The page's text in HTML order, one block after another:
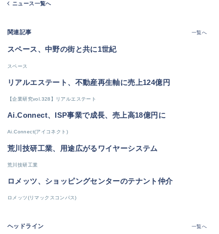
ニュース一覧へ
関連記事 一覧へ
スペース、中野の街と共に1世紀
スペース
リアルエステート、不動産再生軸に売上124億円
【企業研究vol.328】リアルエステート
Ai.Connect、ISP事業で成長、売上高18億円に
Ai.Connect(アイコネクト)
荒川技研工業、用途広がるワイヤーシステム
荒川技研工業
ロメッツ、ショッピングセンターのテナント仲介
ロメッツ(リマックスコンパス)
ヘッドライン 一覧へ